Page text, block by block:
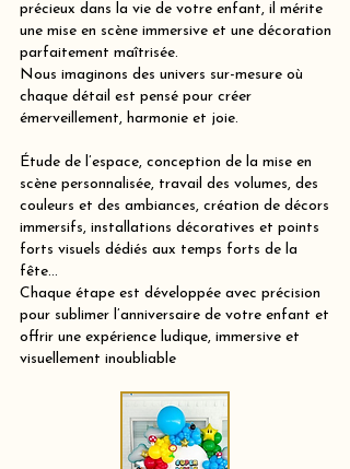
précieux dans la vie de votre enfant, il mérite
une mise en scène immersive et une décoration
parfaitement maîtrisée.
Nous imaginons des univers sur-mesure où
chaque détail est pensé pour créer
émerveillement, harmonie et joie.
Étude de l’espace, conception de la mise en
scène personnalisée, travail des volumes, des
couleurs et des ambiances, création de décors
immersifs, installations décoratives et points
forts visuels dédiés aux temps forts de la
fête…
Chaque étape est développée avec précision
pour sublimer l’anniversaire de votre enfant et
offrir une expérience ludique, immersive et
visuellement inoubliable